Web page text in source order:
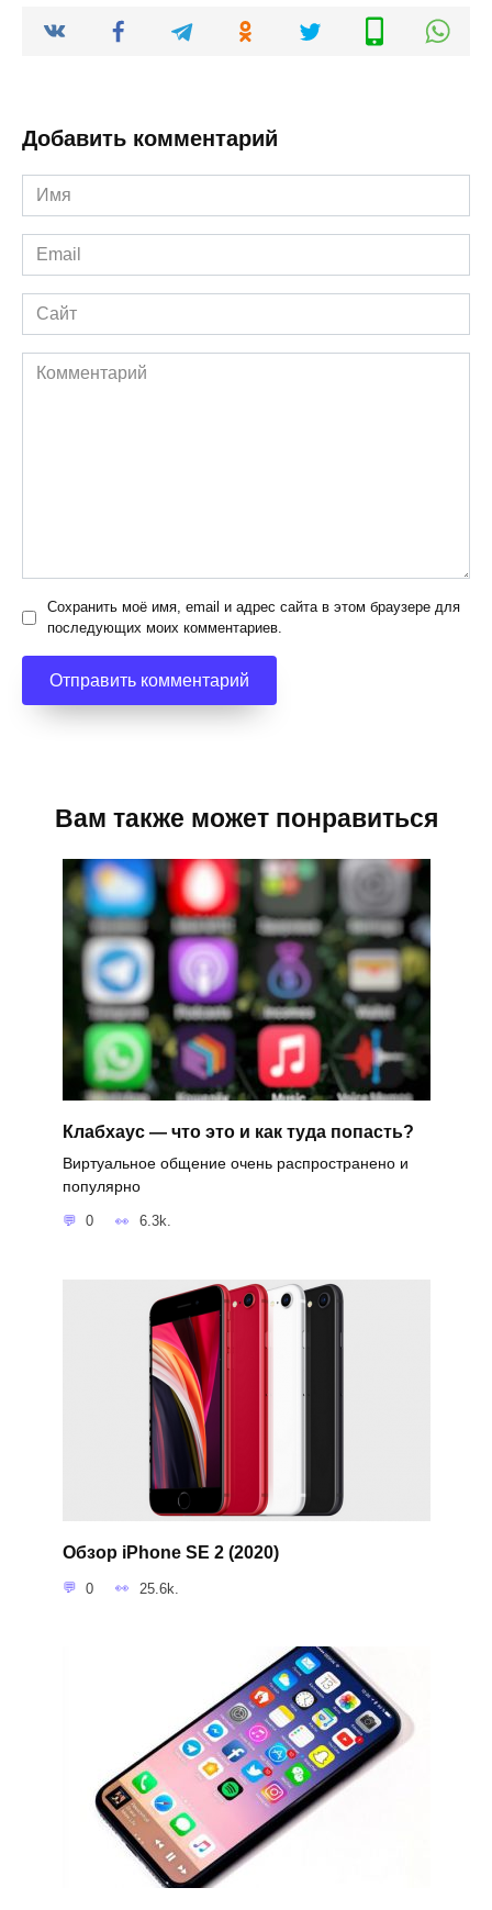
Добавить комментарий
Имя
*
Email
*
Сайт
Комментарий
Сохранить моё имя, email и адрес сайта в этом браузере для
последующих моих комментариев.
Вам также может понравиться
Клабхаус — что это и как туда попасть?
Виртуальное общение очень распространено и
популярно
0 6.3k.
Обзор iPhone SE 2 (2020)
0 25.6k.